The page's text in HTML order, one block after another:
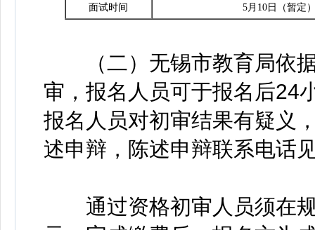
面试时间 5月10日（暂定
（二）无锡市教育局依据
审，报名人员可于报名后24
报名人员对初审结果有疑义
述申辩，陈述申辩联系电话
通过资格初审人员须在规